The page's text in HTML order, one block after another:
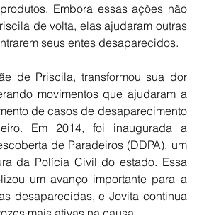
Embora essas ações não
de volta, elas ajudaram outras
seus entes desaparecidos.
de Priscila, transformou sua dor
movimentos que ajudaram a
de casos de desaparecimento
Em 2014, foi inaugurada a
de Paradeiros (DDPA), um
da Polícia Civil do estado. Essa
um avanço importante para a
desaparecidas, e Jovita continua